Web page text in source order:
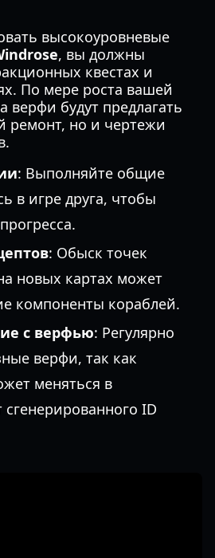
высокоуровневые
, вы должны
квестах и
По мере роста вашей
верфи будут предлагать
ремонт, но и чертежи
: Выполняйте общие
в игре друга, чтобы
: Обыск точек
новых картах может
компоненты кораблей.
с верфью: Регулярно
верфи, так как
меняться в
ID